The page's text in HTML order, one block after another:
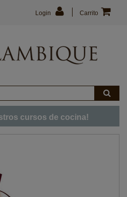
Carrito
Login
cursos de cocina!